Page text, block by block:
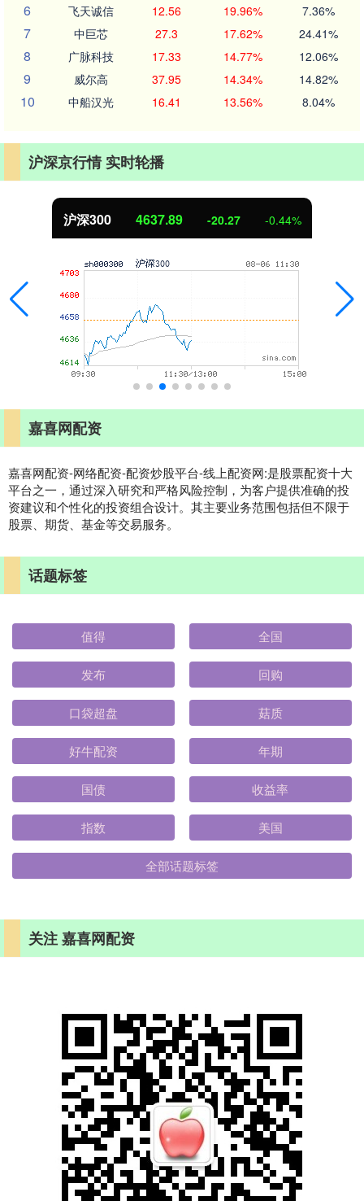
6 飞天诚信 12.56 19.96% 7.36%
7 中巨芯 27.3 17.62% 24.41%
8 广脉科技 17.33 14.77% 12.06%
9 威尔高 37.95 14.34% 14.82%
10 中船汉光 16.41 13.56% 8.04%
沪深京行情 实时轮播
沪深300 4637.89 -20.27 -0.44%
嘉喜网配资
嘉喜网配资-网络配资-配资炒股平台-线上配资网:是股票配资十大
平台之一，通过深入研究和严格风险控制，为客户提供准确的投
资建议和个性化的投资组合设计。其主要业务范围包括但不限于
股票、期货、基金等交易服务。
话题标签
值得 全国
发布 回购
口袋超盘 菇质
好牛配资 年期
国债 收益率
指数 美国
全部话题标签
关注 嘉喜网配资